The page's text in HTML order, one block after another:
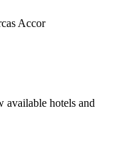
Accor
available hotels and